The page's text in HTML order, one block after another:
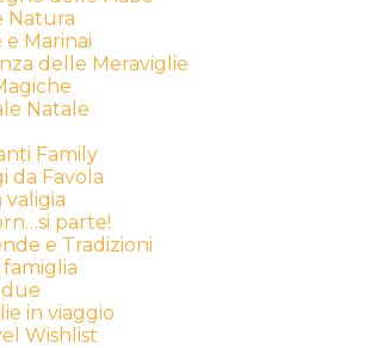
Natura
e Marinai
delle Meraviglie
Natale
Family
da Favola
valigia
parte!
e Tradizioni
famiglia
in viaggio
Wishlist